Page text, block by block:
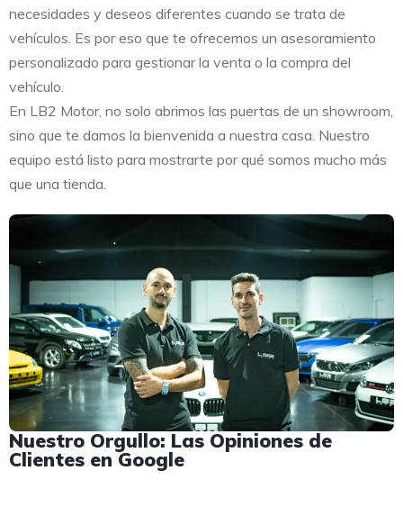
necesidades y deseos diferentes cuando se trata de
vehículos. Es por eso que te ofrecemos un asesoramiento
personalizado para gestionar la venta o la compra del
vehículo.
En LB2 Motor, no solo abrimos las puertas de un showroom,
sino que te damos la bienvenida a nuestra casa. Nuestro
equipo está listo para mostrarte por qué somos mucho más
que una tienda.
Nuestro Orgullo: Las Opiniones de
Clientes en Google